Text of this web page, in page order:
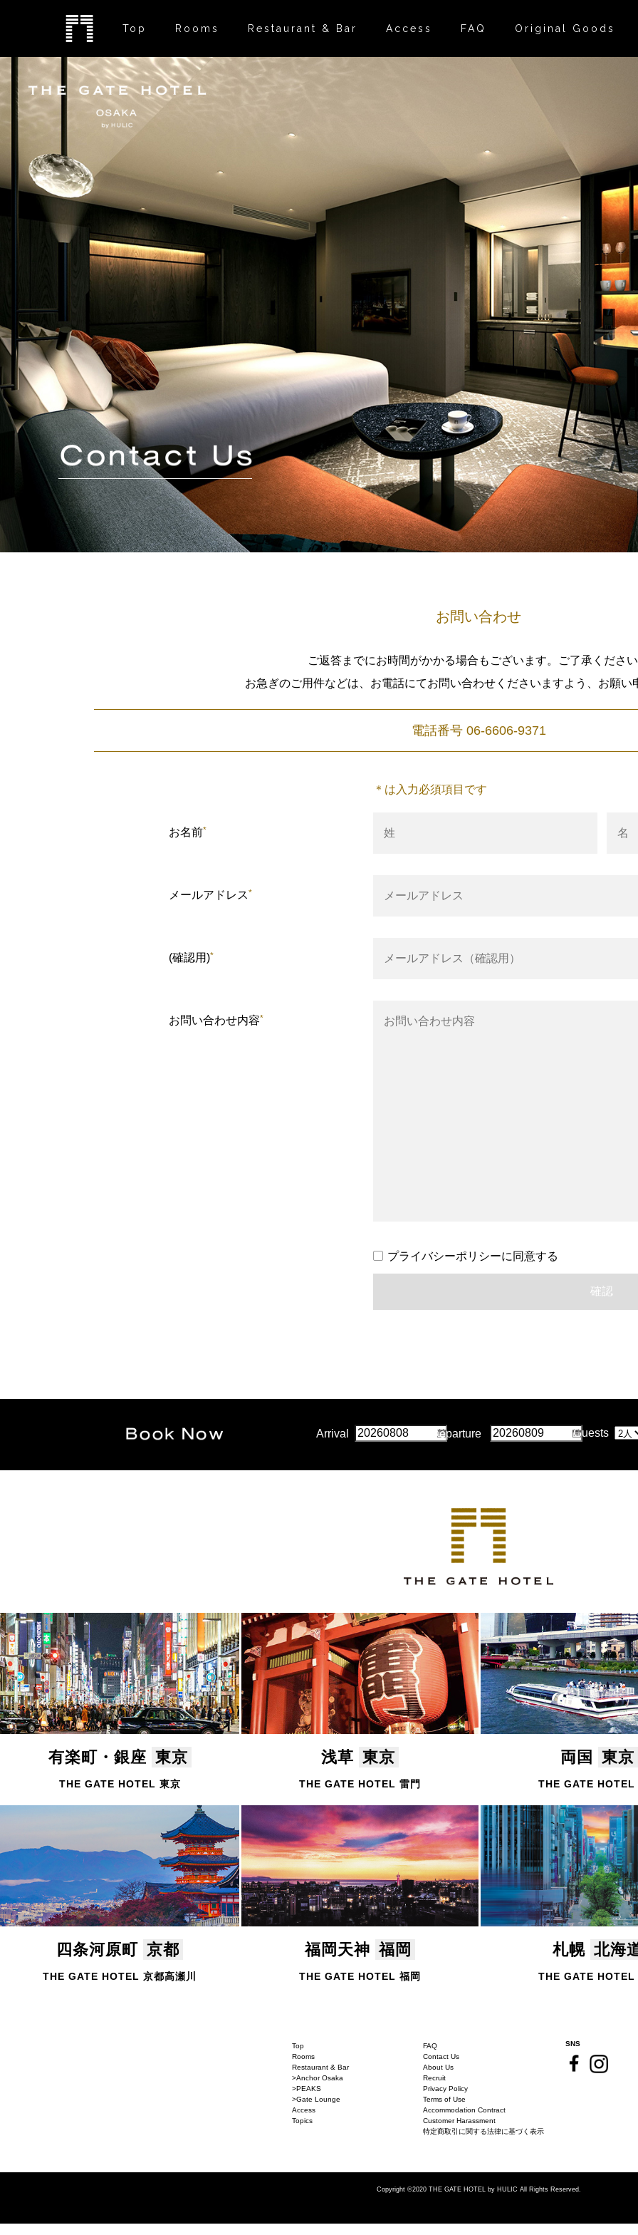
お問い合わせ
ご返答までにお時間がかかる場合もございます。ご了承ください
お急ぎのご用件などは、お電話にてお問い合わせくださいますよう、お願い
電話番号 06-6606-9371
＊は入力必須項目です
お名前*
メールアドレス*
(確認用)*
お問い合わせ内容*
プライバシーポリシーに同意する
確認
Arrival Departure Guests
有楽町・銀座 東京
THE GATE HOTEL 東京
浅草 東京
THE GATE HOTEL 雷門
両国 東京
THE GATE HOTEL
四条河原町 京都
THE GATE HOTEL 京都高瀬川
福岡天神 福岡
THE GATE HOTEL 福岡
札幌 北海
THE GATE HOTEL
Top
Rooms
Restaurant & Bar
>Anchor Osaka
>PEAKS
>Gate Lounge
Access
Topics
FAQ
Contact Us
About Us
Recruit
Privacy Policy
Terms of Use
Accommodation Contract
Customer Harassment
特定商取引に関する法律に基づく表示
SNS
Copyright ©2020 THE GATE HOTEL by HULIC All Rights Reserved.
Top Rooms Restaurant & Bar Access FAQ Original Goods